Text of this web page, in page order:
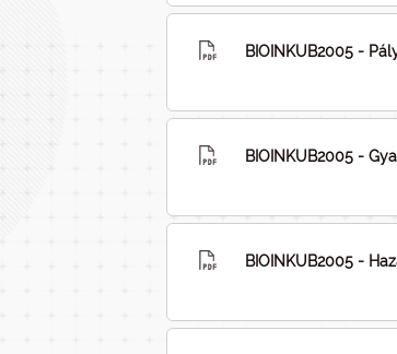
BIOINKUB2005 -
BIOINKUB2005 -
BIOINKUB2005 -